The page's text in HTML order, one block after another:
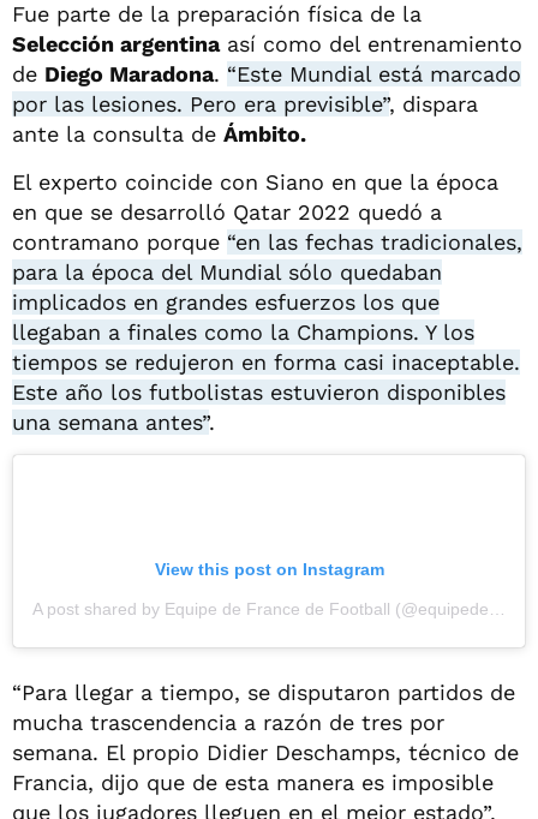
Fue parte de la preparación física de la
Selección argentinaasí como del entrenamiento
de Diego Maradona. “Este Mundial está marcado
por las lesiones. Pero era previsible”, dispara
ante la consulta de Ámbito.
El experto coincide con Siano en que la época
en que se desarrolló Qatar 2022 quedó a
contramano porque “en las fechas tradicionales,
para la época del Mundial sólo quedaban
implicados en grandes esfuerzos los que
llegaban a finales como la Champions. Y los
tiempos se redujeron en forma casi inaceptable.
Este año los futbolistas estuvieron disponibles
una semana antes”.
View this post on Instagram
A post shared by Equipe de France de Football (@equipedefrance)
“Para llegar a tiempo, se disputaron partidos de
mucha trascendencia a razón de tres por
semana. El propio Didier Deschamps, técnico de
Francia, dijo que de esta manera es imposible
que los jugadores lleguen en el mejor estado”,